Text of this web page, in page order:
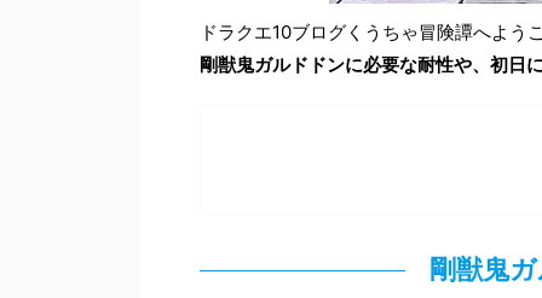
ドラクエ10ブログくうちゃ冒険譚へよう
剛獣鬼ガルドドンに必要な耐性や、初日
剛獣鬼